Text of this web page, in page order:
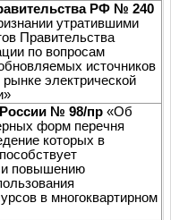
РФ № 240
утратившими
Правительства
по вопросам
источников
электрической
№ 98/пр «Об
форм перечня
которых в
и повышению
в многоквартирном